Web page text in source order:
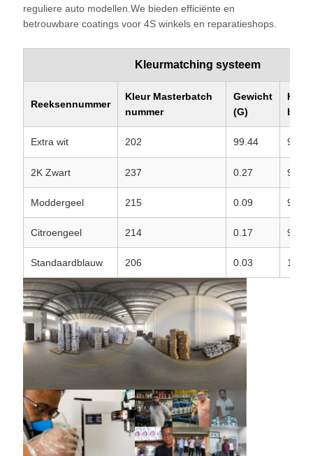
reguliere auto modellen.We bieden efficiënte en
betrouwbare coatings voor 4S winkels en reparatieshops.
Kleurmatching systeem
Reeksennummer
Kleur Masterbatch
nummer
Gewicht
(G)
Het
Extra wit 202 99.44 99.44
2K Zwart 237 0.27 99.71
Moddergeel 215 0.09 99.8
Citroengeel 214 0.17 99.97
Standaardblauw 206 0.03 100